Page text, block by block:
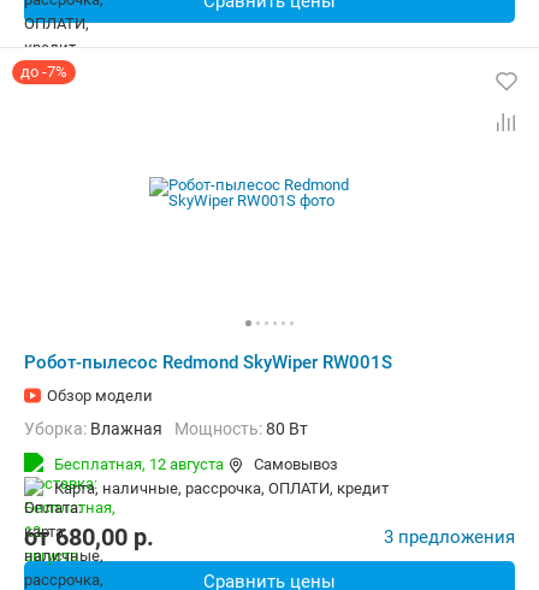
до -7%
Робот-пылесос Redmond SkyWiper RW001S
Обзор модели
Уборка: Влажная мощность:80 Вт
Бесплатная, 12 августа
Самовывоз
карта, наличные, рассрочка, ОПЛАТИ, кредит
от680,00 p. 3 предложения
Сравнить цены